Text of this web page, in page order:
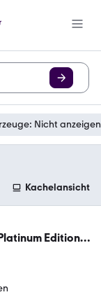
Nicht anzeigen
Kachelansicht
Edition